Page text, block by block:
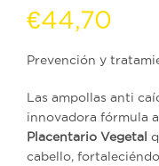
€44,70
Prevención y
Las ampollas anti
innovadora fórmula
Placentario Vegetal
cabello,